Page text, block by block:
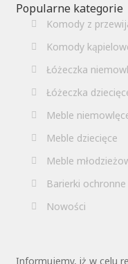
Popularne kategorie
Komody z
Komody
Łóżeczka
Łóżeczka
Meble
Meble dziecięce
Meble
Barierki ochronne
Nowości
Informujemy, iż w celu